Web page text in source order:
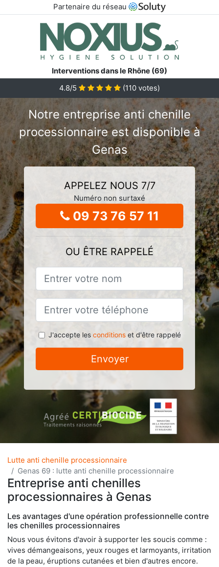
Partenaire du réseau
Interventions dans le Rhône (69)
4.8/5
(110 votes)
Notre entreprise anti chenille
processionnaire est disponible à
Genas
APPELEZ NOUS 7/7
Numéro non surtaxé
09 73 76 57 11
OU ÊTRE RAPPELÉ
J'accepte les conditionset d'être rappelé
Envoyer
Lutte anti chenille processionnaire
Genas 69 : lutte anti chenille processionnaire
Entreprise anti chenilles
processionnaires à Genas
Les avantages d'une opération professionnelle contre
les chenilles processionnaires
Nous vous évitons d'avoir à supporter les soucis comme :
vives démangeaisons, yeux rouges et larmoyants, irritation
de la peau, éruptions cutanées et bien d'autres encore.